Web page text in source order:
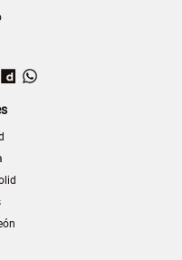
YouTubeDailymotion